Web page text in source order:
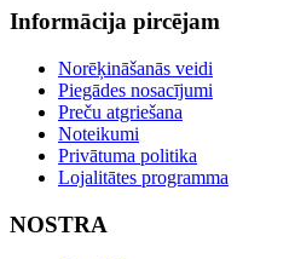
Informācija pircējam
Norēķināšanās veidi
Piegādes nosacījumi
Preču atgriešana
Noteikumi
Privātuma politika
Lojalitātes programma
NOSTRA